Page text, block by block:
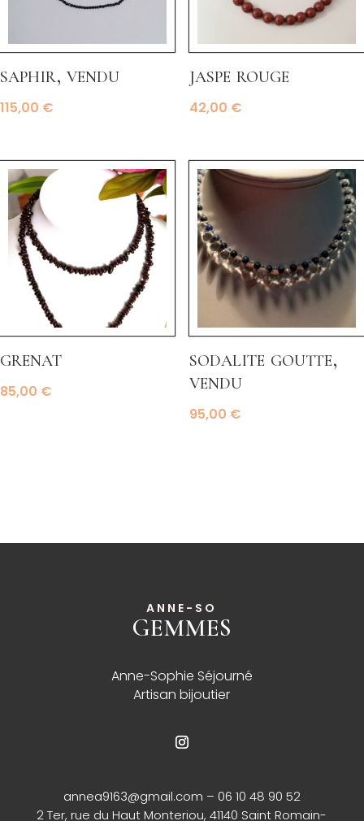
saphir, vendu
115,00 €
jaspe rouge
42,00 €
grenat
85,00 €
sodalite goutte,
vendu
95,00 €
ANNE-SO
GEMMES
Anne-Sophie Séjourné
Artisan bijoutier
annea9163@gmail.com – 06 10 48 90 52
2 Ter, rue du Haut Monteriou, 41140 Saint Romain-